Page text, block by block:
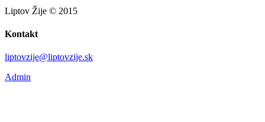
Liptov Žije © 2015
Kontakt
liptovzije@liptovzije.sk
Admin